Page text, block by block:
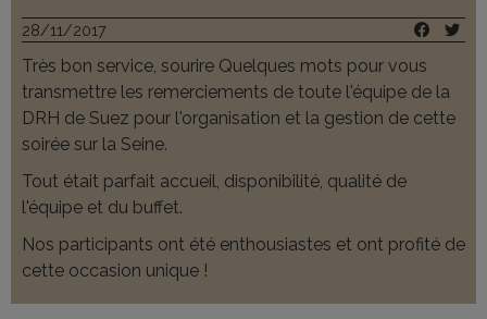
28/11/2017
Très bon service, sourire Quelques mots pour vous
transmettre les remerciements de toute l'équipe de la
DRH de Suez pour l'organisation et la gestion de cette
soirée sur la Seine.
Tout était parfait accueil, disponibilité, qualité de
l'équipe et du buffet.
Nos participants ont été enthousiastes et ont profité de
cette occasion unique !
Bravo à vous et à votre équipe et nous